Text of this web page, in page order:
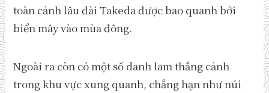
toàn cảnh lâu đài Takeda được bao quanh bởi
biển mây vào mùa đông.
Ngoài ra còn có một số danh lam thắng cảnh
trong khu vực xung quanh, chẳng hạn như núi